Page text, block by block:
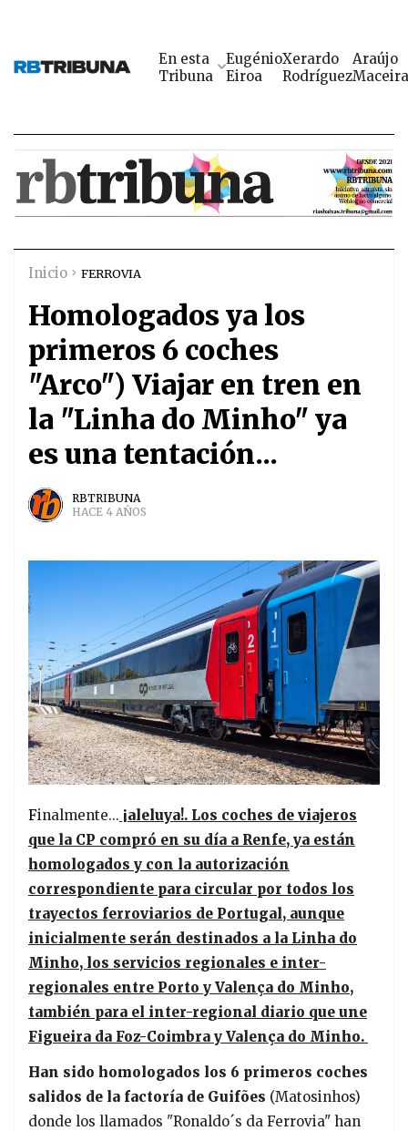
En esta
Tribuna
Eugénio
Eiroa
Xerardo
Rodríguez
Araújo
Maceira
Inicio FERROVIA
Homologados ya los
primeros 6 coches
"Arco") Viajar en tren en
la "Linha do Minho" ya
es una tentación...
RBTRIBUNA
HACE 4 AÑOS
Finalmente... ¡aleluya!. Los coches de viajeros
que la CP compró en su día a Renfe, ya están
homologados y con la autorización
correspondiente para circular por todos los
trayectos ferroviarios de Portugal, aunque
inicialmente serán destinados a la Linha do
Minho, los servicios regionales e inter-
regionales entre Porto y Valença do Minho,
también para el inter-regional diario que une
Figueira da Foz-Coimbra y Valença do Minho.
Han sido homologados los 6 primeros coches
salidos de la factoría de Guifões (Matosinhos)
donde los llamados "Ronaldo´s da Ferrovia" han